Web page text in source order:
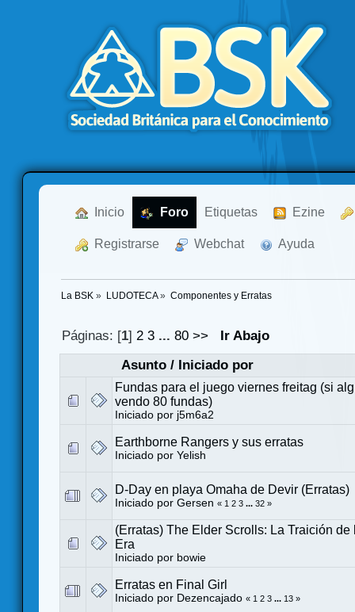
Inicio Foro Etiquetas Ezine
Registrarse Webchat Ayuda
La BSK » LUDOTECA» Componentes y Erratas
Páginas: [1]2 3 ...80 >>
Ir Abajo
Asunto/ Iniciado por
Fundas para el juego viernes freitag (si
vendo 80 fundas)
Iniciado por j5m6a2
Earthborne Rangers y sus erratas
Iniciado por Yelish
D-Day en playa Omaha de Devir (Erratas)
Iniciado por Gersen « 1 2 3 ... 32 »
(Erratas) The Elder Scrolls: La Traición de
Era
Iniciado por bowie
Erratas en Final Girl
Iniciado por Dezencajado « 1 2 3 ... 13 »